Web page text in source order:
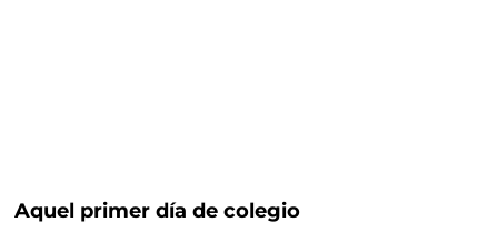
Aquel primer día de colegio